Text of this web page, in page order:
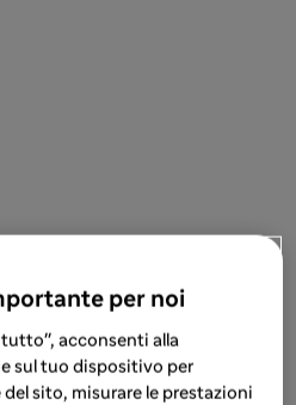
per noi
tutto", acconsenti alla
sul tuo dispositivo per
sito, misurare le prestazioni